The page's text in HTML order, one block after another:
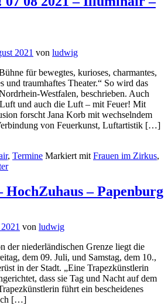
2021 von ludwig
für bewegtes, kurioses, charmantes,
und traumhaftes Theater.“ So wird das
Westfalen, beschrieben. Auch
und auch die Luft – mit Feuer! Mit
forscht Jana Korb mit wechselndem
von Feuerkunst, Luftartistik […]
, Termine Markiert mit Frauen im Zirkus,
HochZuhaus – Papenburg
von ludwig
niederländischen Grenze liegt die
dem 09. Juli, und Samstag, dem 10.,
in der Stadt. „Eine Trapezkünstlerin
dass sie Tag und Nacht auf dem
führt ein bescheidenes
[…]